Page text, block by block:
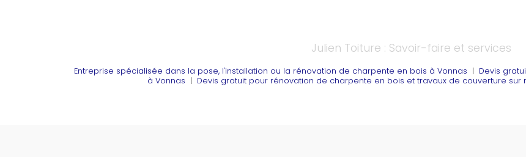
Julien Toiture : Savoir-faire et services
Entreprise spécialisée dans la pose, l'installation ou la rénovation de charpente en bois à Vonnas | Devis
à Vonnas | Devis gratuit pour rénovation de charpente en bois et travaux de couverture